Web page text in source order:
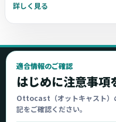
詳しく見る
適合情報のご確認
はじめに注意事項
Ottocast（オットキャスト）
記をご確認ください。
Ottocast
オットキャスト
Ottocast正規販売代理店